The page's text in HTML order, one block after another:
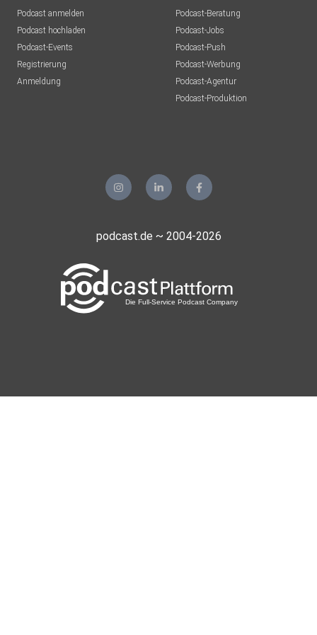
Podcast anmelden
Podcast hochladen
Podcast-Events
Registrierung
Anmeldung
Podcast-Beratung
Podcast-Jobs
Podcast-Push
Podcast-Werbung
Podcast-Agentur
Podcast-Produktion
podcast.de ~ 2004-2026